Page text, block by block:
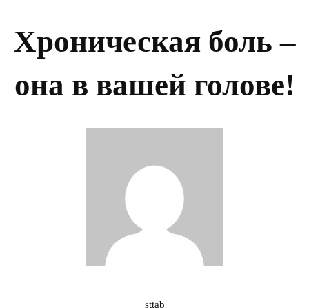
Хроническая боль –
она в вашей голове!
sttab
Взрослым
Детям
Статьи
Osteopathy.today
@osteopat_bogdanov